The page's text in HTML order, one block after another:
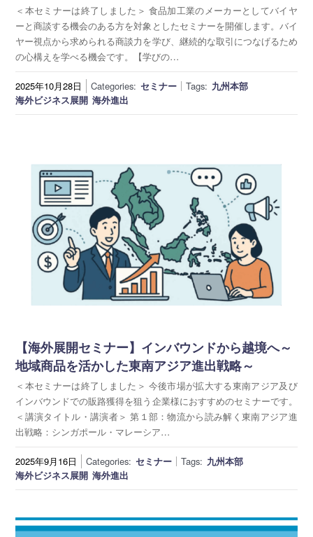
＜本セミナーは終了しました＞ 食品加工業のメーカーとしてバイヤ
ーと商談する機会のある方を対象としたセミナーを開催します。バイ
ヤー視点から求められる商談力を学び、継続的な取引につなげるため
の心構えを学べる機会です。【学びの…
2025年10月28日 Categories: セミナー Tags: 九州本部
海外ビジネス展開 海外進出
【海外展開セミナー】インバウンドから越境へ～
地域商品を活かした東南アジア進出戦略～
＜本セミナーは終了しました＞ 今後市場が拡大する東南アジア及び
インバウンドでの販路獲得を狙う企業様におすすめのセミナーです。
＜講演タイトル・講演者＞ 第１部：物流から読み解く東南アジア進
出戦略：シンガポール・マレーシア…
2025年9月16日 Categories: セミナー Tags: 九州本部
海外ビジネス展開 海外進出